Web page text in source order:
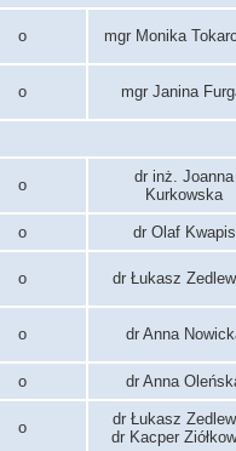
o mgr Monika
o mgr Janina
o
dr inż. Joanna
Kurkowska
o dr Olaf Kwapis
o dr Łukasz
o dr Anna
o dr Anna
o
dr Łukasz
dr Kacper